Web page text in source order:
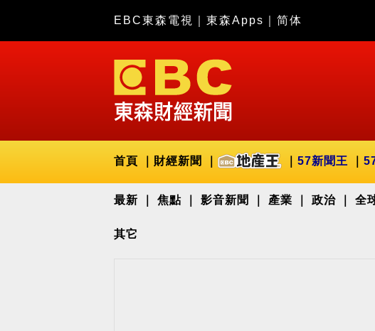
EBC東森電視 東森Apps 简体
首頁 財經新聞 57新聞王
最新 焦點 影音新聞 產業 政治 全
其它